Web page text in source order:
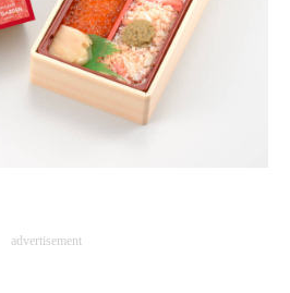
advertisement